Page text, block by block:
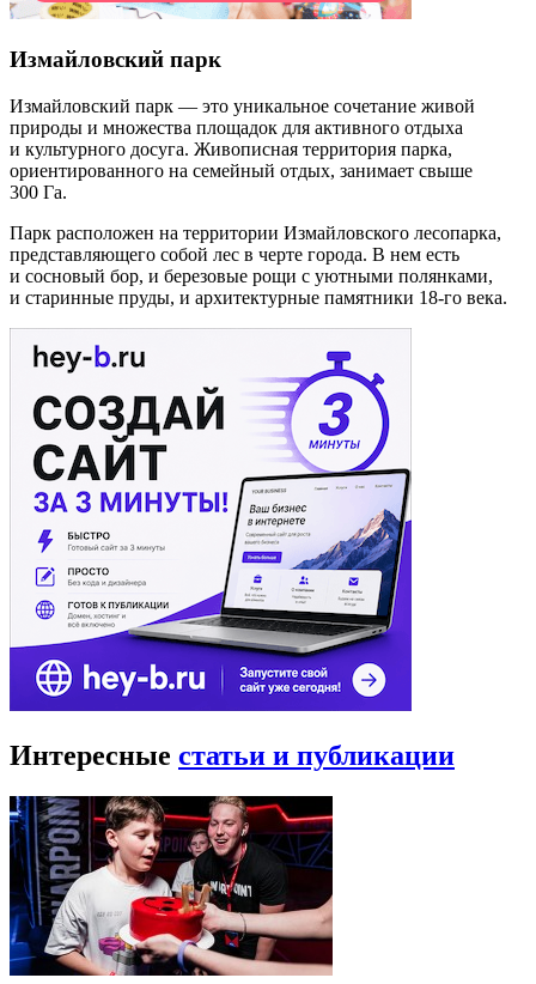
Измайловский парк
Измайловский парк — это уникальное сочетание живой
природы и множества площадок для активного отдыха
и культурного досуга. Живописная территория парка,
ориентированного на семейный отдых, занимает свыше
300 Га.
Парк расположен на территории Измайловского лесопарка,
представляющего собой лес в черте города. В нем есть
и сосновый бор, и березовые рощи с уютными полянками,
и старинные пруды, и архитектурные памятники 18-го века.
Интересные статьи и публикации